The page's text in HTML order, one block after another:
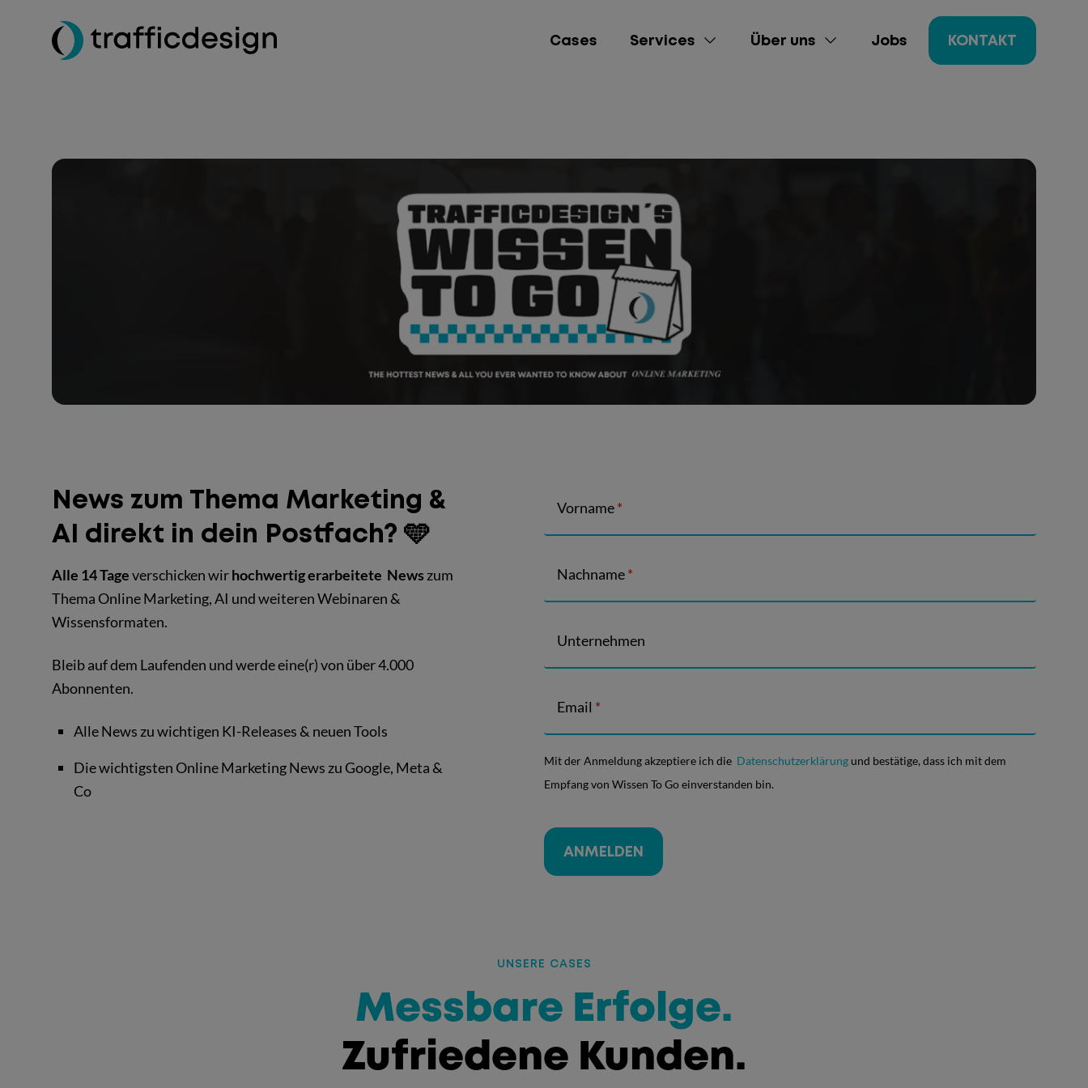
Cases Services
Brand Awareness
Performance Marketing
Social Media Management
Content Creation
Über uns Jobs KONTAKT
Vorname*
Nachname*
Unternehmen
Email *
Mit der Anmeldung akzeptiere ich die Datenschutzerklärungund bestätige, dass ich mit dem
Empfang von Wissen To Go einverstanden bin.
ANMELDEN
e
n
t
News zum Thema Marketing &
AI direkt in dein Postfach? 🩵
Alle 14 Tageverschicken wirhochwertig erarbeitete Newszum
Thema Online Marketing, AI und weiteren Webinaren &
Wissensformaten.
Bleib auf dem Laufenden und werde eine(r) von über 4.000
Abonnenten.
Alle News zu wichtigen KI-Releases & neuen Tools
Die wichtigsten Online Marketing News zu Google, Meta &
Co
UNSERE CASES
:
Messbare Erfolge.
Zufriedene Kunden.